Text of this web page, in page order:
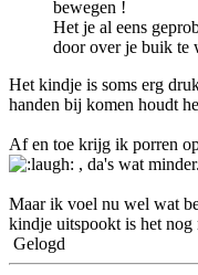
bewegen !
Het je al eens
door over je buik te
Het kindje is soms erg
handen bij komen houdt
Af en toe krijg ik porren
, da's wat minder.
Maar ik voel nu wel wat
kindje uitspookt is het
Gelogd